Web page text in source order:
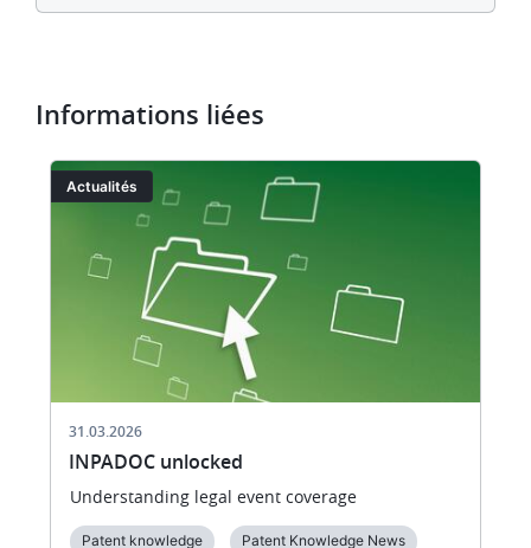
Informations liées
Image
Actualités
31.03.2026
INPADOC unlocked
Understanding legal event coverage
Patent knowledge Patent Knowledge News